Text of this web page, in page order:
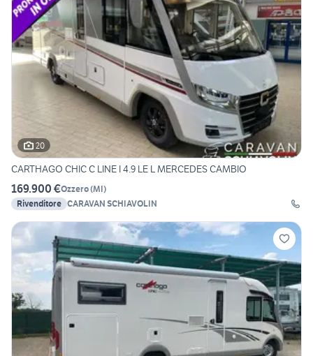
20
CARTHAGO CHIC C LINE I 4.9 LE L MERCEDES CAMBIO
169.900 €Ozzero(MI)
Rivenditore CARAVAN SCHIAVOLIN